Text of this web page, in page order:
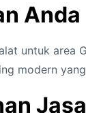
untuk area
modern